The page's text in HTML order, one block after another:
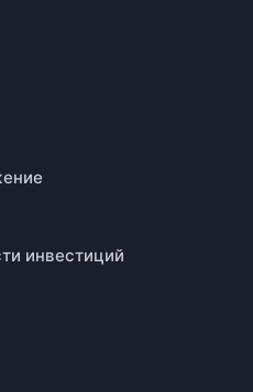
инвестиций